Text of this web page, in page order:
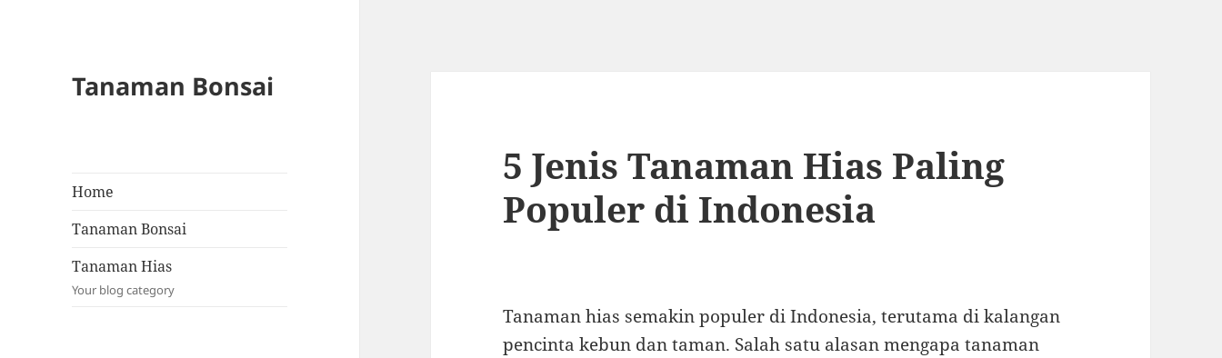
Tanaman Bonsai
Home
Tanaman Bonsai
Tanaman Hias
Your blog category
5 Jenis Tanaman Hias Paling
Populer di Indonesia
Tanaman hias semakin populer di Indonesia, terutama di kalangan
pencinta kebun dan taman. Salah satu alasan mengapa tanaman